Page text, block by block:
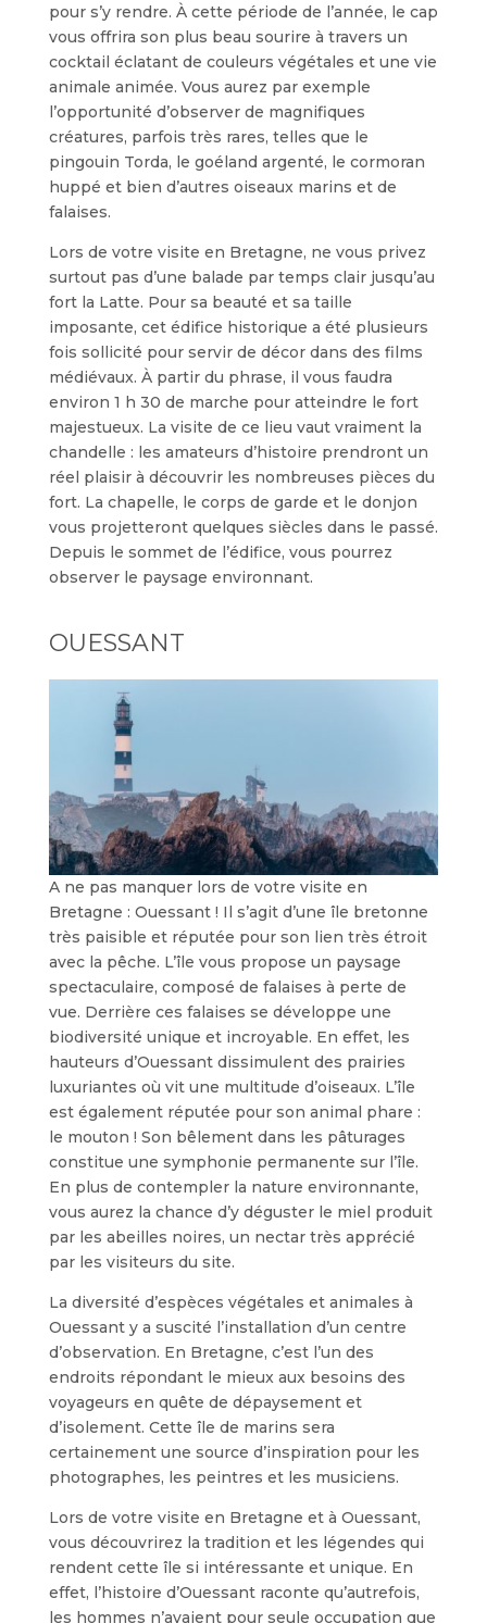
pour s’y rendre. À cette période de l’année, le cap
vous offrira son plus beau sourire à travers un
cocktail éclatant de couleurs végétales et une vie
animale animée. Vous aurez par exemple
l’opportunité d’observer de magnifiques
créatures, parfois très rares, telles que le
pingouin Torda, le goéland argenté, le cormoran
huppé et bien d’autres oiseaux marins et de
falaises.
Lors de votre visite en Bretagne, ne vous privez
surtout pas d’une balade par temps clair jusqu’au
fort la Latte. Pour sa beauté et sa taille
imposante, cet édifice historique a été plusieurs
fois sollicité pour servir de décor dans des films
médiévaux. À partir du phrase, il vous faudra
environ 1 h 30 de marche pour atteindre le fort
majestueux. La visite de ce lieu vaut vraiment la
chandelle : les amateurs d’histoire prendront un
réel plaisir à découvrir les nombreuses pièces du
fort. La chapelle, le corps de garde et le donjon
vous projetteront quelques siècles dans le passé.
Depuis le sommet de l’édifice, vous pourrez
observer le paysage environnant.
OUESSANT
A ne pas manquer lors de votre visite en
Bretagne : Ouessant ! Il s’agit d’une île bretonne
très paisible et réputée pour son lien très étroit
avec la pêche. L’île vous propose un paysage
spectaculaire, composé de falaises à perte de
vue. Derrière ces falaises se développe une
biodiversité unique et incroyable. En effet, les
hauteurs d’Ouessant dissimulent des prairies
luxuriantes où vit une multitude d’oiseaux. L’île
est également réputée pour son animal phare :
le mouton ! Son bêlement dans les pâturages
constitue une symphonie permanente sur l’île.
En plus de contempler la nature environnante,
vous aurez la chance d’y déguster le miel produit
par les abeilles noires, un nectar très apprécié
par les visiteurs du site.
La diversité d’espèces végétales et animales à
Ouessant y a suscité l’installation d’un centre
d’observation. En Bretagne, c’est l’un des
endroits répondant le mieux aux besoins des
voyageurs en quête de dépaysement et
d’isolement. Cette île de marins sera
certainement une source d’inspiration pour les
photographes, les peintres et les musiciens.
Lors de votre visite en Bretagne et à Ouessant,
vous découvrirez la tradition et les légendes qui
rendent cette île si intéressante et unique. En
effet, l’histoire d’Ouessant raconte qu’autrefois,
les hommes n’avaient pour seule occupation que